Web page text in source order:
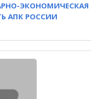
ЭКОНОМИЧЕСКАЯ
АПК РОССИИ